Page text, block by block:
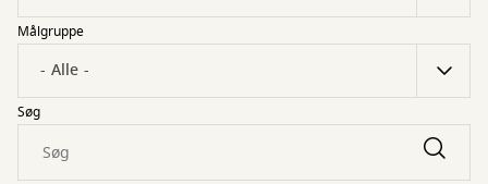
Målgruppe
Søg